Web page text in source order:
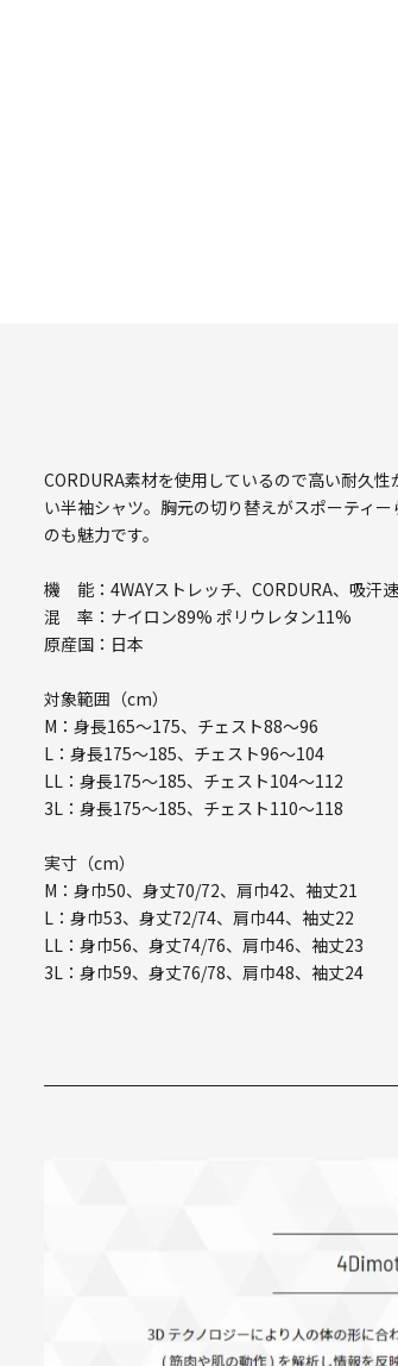
CORDURA素材を使用しているので高い耐久
い半袖シャツ。胸元の切り替えがスポーティ
のも魅力です。
機 能：4WAYストレッチ、CORDURA、吸汗
混 率：ナイロン89% ポリウレタン11%
原産国：日本
対象範囲（cm）
M：身長165～175、チェスト88～96
L：身長175～185、チェスト96～104
LL：身長175～185、チェスト104～112
3L：身長175～185、チェスト110～118
実寸（cm）
M：身巾50、身丈70/72、肩巾42、袖丈21
L：身巾53、身丈72/74、肩巾44、袖丈22
LL：身巾56、身丈74/76、肩巾46、袖丈23
3L：身巾59、身丈76/78、肩巾48、袖丈24